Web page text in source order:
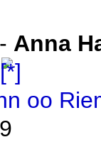
- Anna
oo